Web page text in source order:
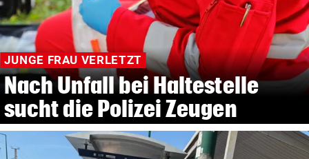
JUNGE FRAU VERLETZT
Nach Unfall bei Haltestelle
sucht die Polizei Zeugen